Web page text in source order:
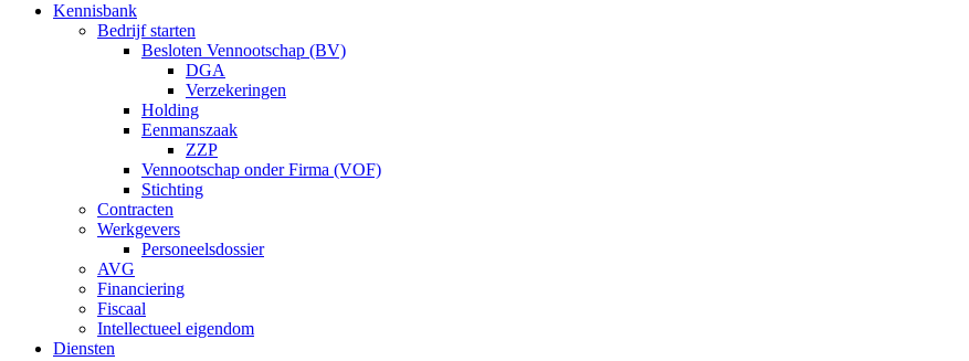
Kennisbank
Bedrijf starten
Besloten Vennootschap (BV)
DGA
Verzekeringen
Holding
Eenmanszaak
ZZP
Vennootschap onder Firma (VOF)
Stichting
Contracten
Werkgevers
Personeelsdossier
AVG
Financiering
Fiscaal
Intellectueel eigendom
Diensten